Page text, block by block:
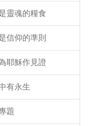
靈魂的糧食
信仰的準則
耶穌作見證
有永生
題